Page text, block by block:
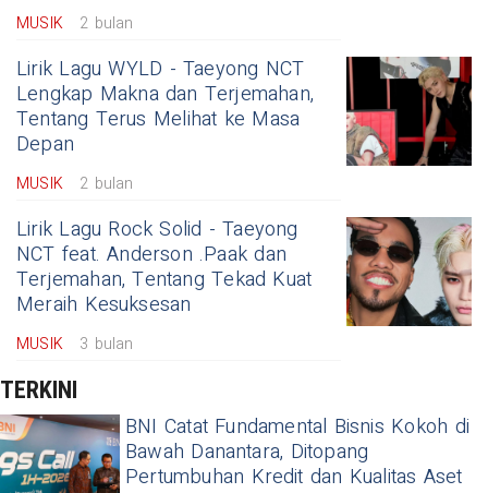
MUSIK 2 bulan
Lirik Lagu WYLD - Taeyong NCT
Lengkap Makna dan Terjemahan,
Tentang Terus Melihat ke Masa
Depan
MUSIK 2 bulan
Lirik Lagu Rock Solid - Taeyong
NCT feat. Anderson .Paak dan
Terjemahan, Tentang Tekad Kuat
Meraih Kesuksesan
MUSIK 3 bulan
TERKINI
BNI Catat Fundamental Bisnis Kokoh di
Bawah Danantara, Ditopang
Pertumbuhan Kredit dan Kualitas Aset